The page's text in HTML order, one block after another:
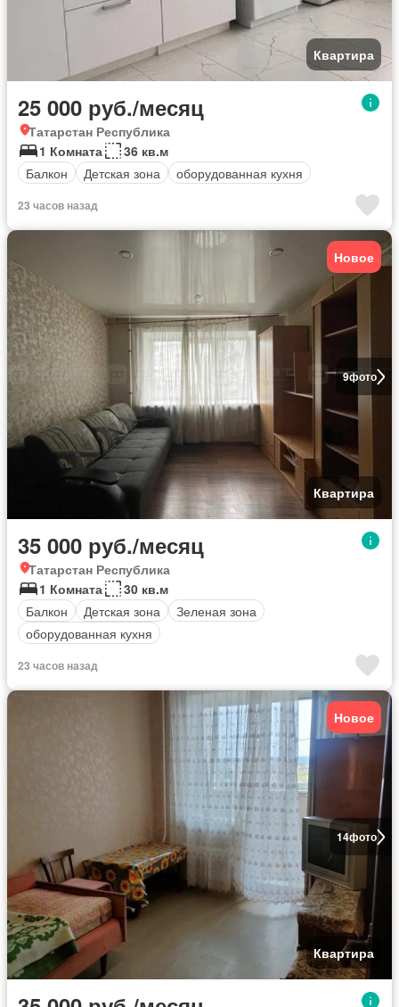
Квартира
25 000 руб./месяц
Татарстан Республика
1 Комната
36 кв.м
Балкон
Детская зона оборудованная кухня
23 часов назад
9фото
Новое
Квартира
35 000 руб./месяц
Татарстан Республика
1 Комната
30 кв.м
Балкон
Детская зона
Зеленая зона
оборудованная кухня
23 часов назад
14фото
Новое
Квартира